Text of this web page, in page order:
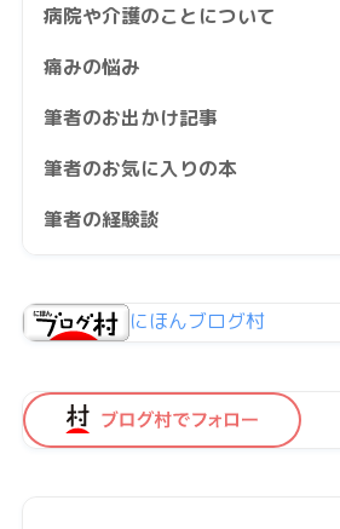
病院や介護のことについて
痛みの悩み
筆者のお出かけ記事
筆者のお気に入りの本
筆者の経験談
にほんブログ村